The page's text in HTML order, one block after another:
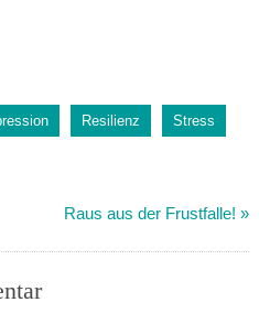
Resilienz
Stress
Raus aus der Frustfalle! »